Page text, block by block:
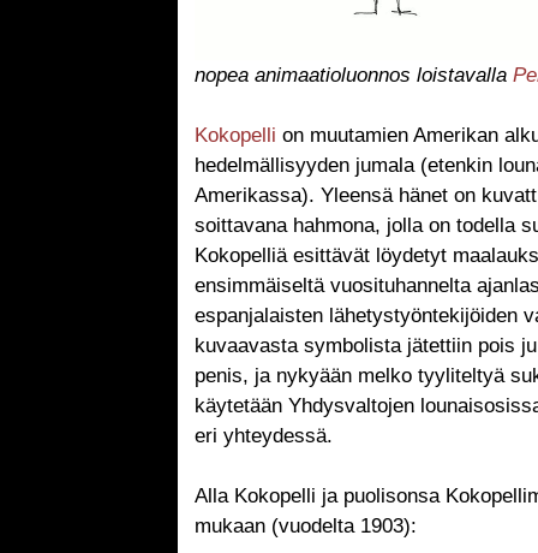
nopea animaatioluonnos loistavalla
Kokopelli on muutamien Amerikan
hedelmällisyyden jumala (etenkin
Amerikassa). Yleensä hänet on
soittavana hahmona, jolla on todella
Kokopelliä esittävät löydetyt
ensimmäiseltä vuosituhannelta
espanjalaisten lähetystyöntekijöiden
kuvaavasta symbolista jätettiin pois
penis, ja nykyään melko tyyliteltyä
käytetään Yhdysvaltojen
eri yhteydessä.
Alla Kokopelli ja puolisonsa
mukaan (vuodelta 1903):